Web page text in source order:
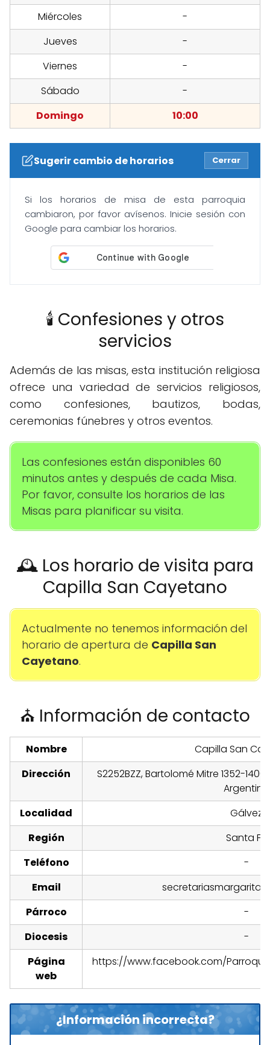
Miércoles
-
Jueves
-
Viernes
-
Sábado
-
Domingo
10:00
Sugerir cambio de horarios Cerrar
Si los horarios de misa de esta parroquia
cambiaron, por favor avísenos. Inicie sesión con
Google para cambiar los horarios.
🕯️ Confesiones y otros
servicios
Además de las misas, esta institución religiosa
ofrece una variedad de servicios religiosos,
como confesiones, bautizos, bodas,
ceremonias fúnebres y otros eventos.
Las confesiones están disponibles 60
minutos antes y después de cada Misa.
Por favor, consulte los horarios de las
Misas para planificar su visita.
🕰️ Los horario de visita para
Capilla San Cayetano
Actualmente no tenemos información del
horario de apertura de Capilla San
Cayetano.
⛪ Información de contacto
Nombre
Capilla San
Dirección
S2252BZZ, Bartolomé Mitre 1352-
Argentina
Localidad
Gálvez
Región
Santa Fe
Teléfono
-
Email
Párroco
-
Diocesis
-
Página
web
https://www.facebook.com/
¿Información incorrecta?